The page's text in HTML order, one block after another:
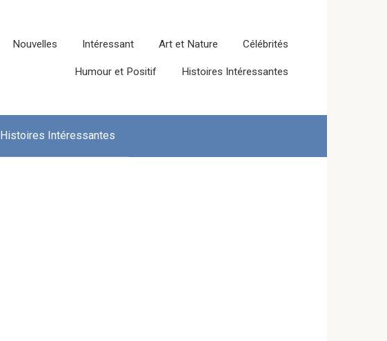
Nouvelles Intéressant Art et Nature Célébrités
Humour et Positif Histoires Intéressantes
Histoires Intéressantes